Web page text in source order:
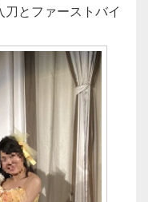
とファーストバイ